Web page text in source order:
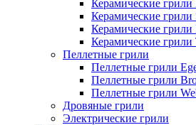
Керамические грили
Керамические грили
Керамические
Керамические грили
Пеллетные грили
Пеллетные грили
Пеллетные грили
Пеллетные грили
Дровяные грили
Электрические грили